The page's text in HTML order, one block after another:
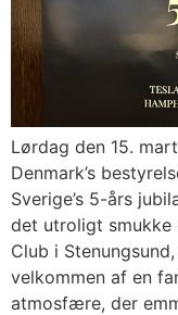
Lørdag den 15.
Denmark’s
Sverige’s 5-års
det utroligt smukke
Club i
velkommen af en
atmosfære, der